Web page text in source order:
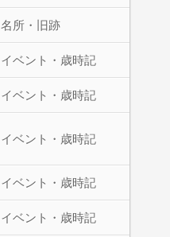
名所・旧跡
イベント・歳時記
イベント・歳時記
イベント・歳時記
イベント・歳時記
イベント・歳時記